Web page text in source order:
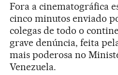
Fora a cinematográfica
cinco minutos enviado
colegas de todo o
grave denúncia, feita
mais poderosa no
Venezuela.